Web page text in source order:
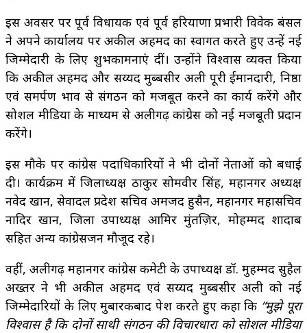
इस अवसर पर पूर्व विधायक एवं पूर्व हरियाणा प्रभारी विवेक बंसल
ने अपने कार्यालय पर अकील अहमद का स्वागत करते हुए उन्हें नई
जिम्मेदारी के लिए शुभकामनाएं दीं। उन्होंने विश्वास व्यक्त किया
कि अकील अहमद और सय्यद मुब्बसीर अली पूरी ईमानदारी, निष्ठा
एवं समर्पण भाव से संगठन को मजबूत करने का कार्य करेंगे और
सोशल मीडिया के माध्यम से अलीगढ़ कांग्रेस को नई मजबूती प्रदान
करेंगे।
इस मौके पर कांग्रेस पदाधिकारियों ने भी दोनों नेताओं को बधाई
दी। कार्यक्रम में जिलाध्यक्ष ठाकुर सोमवीर सिंह, महानगर अध्यक्ष
नवेद खान, सेवादल प्रदेश सचिव अमजद हुसैन, महानगर महासचिव
नादिर खान, जिला उपाध्यक्ष आमिर मुंतज़िर, मोहम्मद शादाब
सहित अन्य कांग्रेसजन मौजूद रहे।
वहीं, अलीगढ़ महानगर कांग्रेस कमेटी के उपाध्यक्ष डॉ. मुहम्मद सुहैल
अख्तर ने भी अकील अहमद एवं सय्यद मुब्बसीर अली को नई
जिम्मेदारियों के लिए मुबारकबाद पेश करते हुए कहा कि “मुझे पूरा
विश्वास है कि दोनों साथी संगठन की विचारधारा को सोशल मीडिया